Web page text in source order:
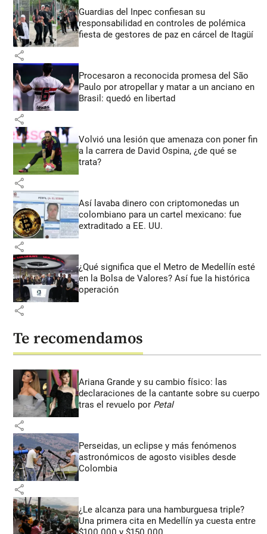
Guardias del Inpec confiesan su
responsabilidad en controles de polémica
fiesta de gestores de paz en cárcel de Itagüí
share
Procesaron a reconocida promesa del São
Paulo por atropellar y matar a un anciano en
Brasil: quedó en libertad
share
Volvió una lesión que amenaza con poner fin
a la carrera de David Ospina, ¿de qué se
trata?
share
Así lavaba dinero con criptomonedas un
colombiano para un cartel mexicano: fue
extraditado a EE. UU.
share
¿Qué significa que el Metro de Medellín esté
en la Bolsa de Valores? Así fue la histórica
operación
share
Te recomendamos
Ariana Grande y su cambio físico: las
declaraciones de la cantante sobre su cuerpo
tras el revuelo por Petal
share
Perseidas, un eclipse y más fenómenos
astronómicos de agosto visibles desde
Colombia
share
¿Le alcanza para una hamburguesa triple?
Una primera cita en Medellín ya cuesta entre